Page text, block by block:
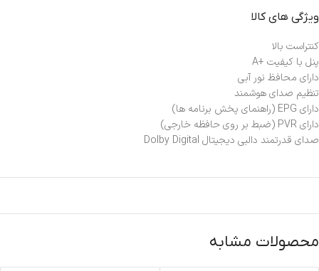
ویژگی های کالا
کنتراست بالا
پنل با کیفیت +A
دارای محافظ نور آبی
تنظیم صدای هوشمند
دارای EPG (راهنمای پخش برنامه ها)
دارای PVR (ضبط بر روی حافظه خارجی)
صدای قدرتمند دالبی دیجیتال Dolby Digital
محصولات مشابه